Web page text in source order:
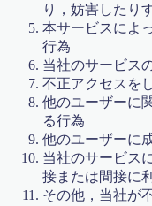
算数・数学勉強
算数・英語検定
英検対策講座
英語 de Math
英語検定申し込み
親子で学ぶ中学
親子算数教室
講師募集
講座概要・費用
遊心コラボ2016
遊心コラボ2016
り，妨害したり
本サービスによ
行為
当社のサービス
不正アクセスを
他のユーザーに
る行為
他のユーザーに
当社のサービス
接または間接に
その他，当社が